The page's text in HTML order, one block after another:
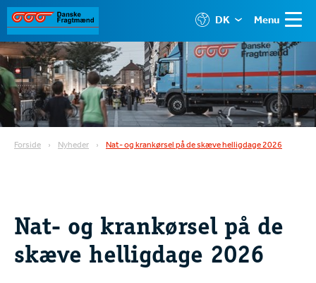
Menu
DK
Forside Nyheder Nat- og krankørsel på de skæve helligdage 2026
Nat- og krankørsel på de
skæve helligdage 2026